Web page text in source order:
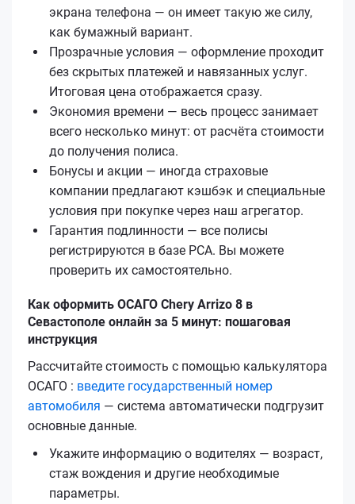
экрана телефона — он имеет такую же силу,
как бумажный вариант.
Прозрачные условия — оформление проходит
без скрытых платежей и навязанных услуг.
Итоговая цена отображается сразу.
Экономия времени — весь процесс занимает
всего несколько минут: от расчёта стоимости
до получения полиса.
Бонусы и акции — иногда страховые
компании предлагают кэшбэк и специальные
условия при покупке через наш агрегатор.
Гарантия подлинности — все полисы
регистрируются в базе РСА. Вы можете
проверить их самостоятельно.
Как оформить ОСАГО Chery Arrizo 8 в
Севастополе онлайн за 5 минут: пошаговая
инструкция
Рассчитайте стоимость с помощью калькулятора
ОСАГО : введите государственный номер
автомобиля — система автоматически подгрузит
основные данные.
Укажите информацию о водителях — возраст,
стаж вождения и другие необходимые
параметры.